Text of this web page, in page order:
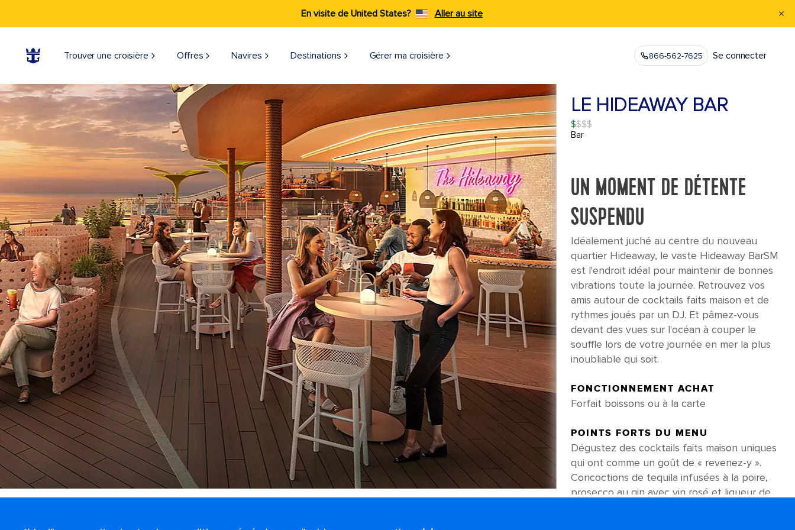
En visite de United States? Aller au site
Trouver une croisière Offres Navires Destinations Gérer ma croisière​ 866-562-7625 Se connecter
LE HIDEAWAY BAR
$
Bar
UN MOMENT DE DÉTENTE
SUSPENDU
Idéalement juché au centre du nouveau
quartier Hideaway, le vaste Hideaway BarSM
est l'endroit idéal pour maintenir de bonnes
vibrations toute la journée. Retrouvez vos
amis autour de cocktails faits maison et de
rythmes joués par un DJ. Et pâmez-vous
devant des vues sur l'océan à couper le
souffle lors de votre journée en mer la plus
inoubliable qui soit.
FONCTIONNEMENT ACHAT
Forfait boissons ou à la carte
POINTS FORTS DU MENU
Dégustez des cocktails faits maison uniques
qui ont comme un goût de « revenez-y ».
Concoctions de tequila infusées à la poire,
prosecco au gin avec vin rosé et liqueur de